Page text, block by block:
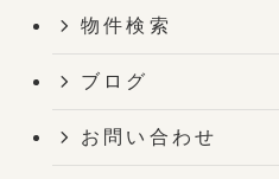
物件検索
ブログ
お問い合わせ